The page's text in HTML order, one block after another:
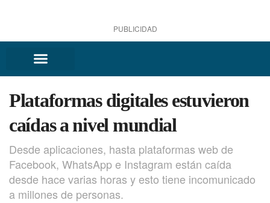
PUBLICIDAD
Plataformas digitales estuvieron
caídas a nivel mundial
Desde aplicaciones, hasta plataformas web de
Facebook, WhatsApp e Instagram están caída
desde hace varias horas y esto tiene incomunicado
a millones de personas.